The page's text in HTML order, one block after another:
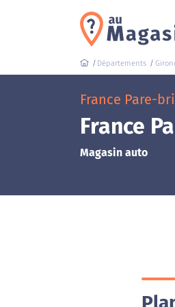
Départements
France Pare-
France
Magasin auto